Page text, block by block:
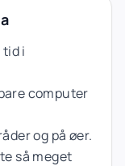
i
computer
og på øer.
så meget